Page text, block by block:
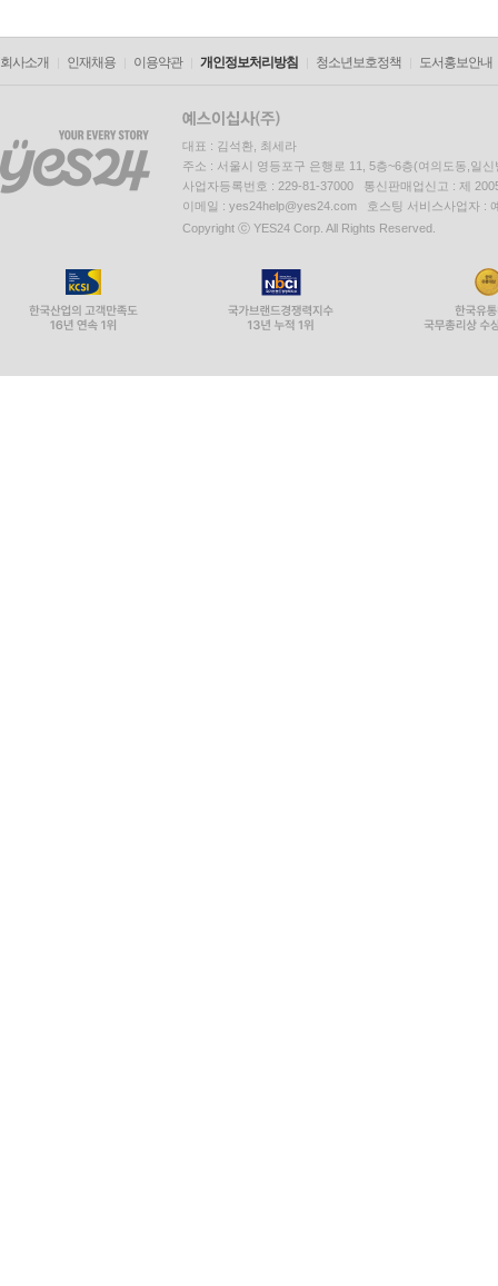
회사소개 인재채용 이용약관 개인정보처리방침 청소년보호정책 도서홍보안내
대표 : 김석환, 최세라
주소 : 서울시 영등포구 은행로 11, 5층~6층(여의도동,일신
사업자등록번호 : 229-81-37000 통신판매업신고 : 제
이메일 : yes24help@yes24.com 호스팅 서비스사업자 :
Copyright ⓒ YES24 Corp. All Rights Reserved.